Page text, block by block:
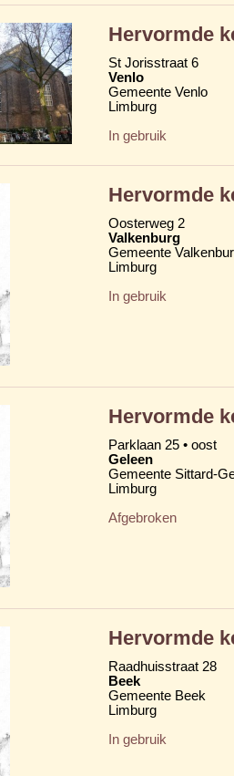
Hervormde
St Jorisstraat 6
Venlo
Gemeente Venlo
Limburg
In gebruik
Hervormde
Oosterweg 2
Valkenburg
Gemeente
Limburg
In gebruik
Hervormde
Parklaan 25 • oost
Geleen
Gemeente Sittard-
Limburg
Afgebroken
Hervormde
Raadhuisstraat 28
Beek
Gemeente Beek
Limburg
In gebruik